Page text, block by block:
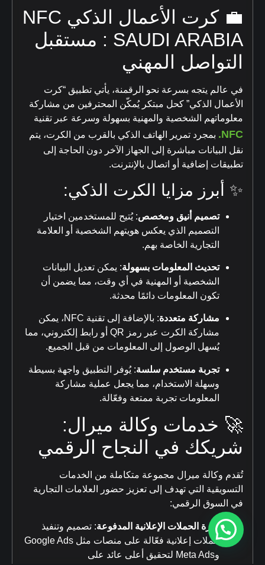
💼 كرت الأعمال الذكي NFC
SAUDI ARABIA : مستقبل
التواصل المهني
في عالم يتجه بسرعة نحو الرقمنة، يأتي تطبيق “كرت
الأعمال الذكي” كحل مبتكر يُمكّن المحترفين من مشاركة
معلوماتهم الشخصية والمهنية بسهولة وسرعة عبر تقنية
NFC. بمجرد تمرير الهاتف الذكي بالقرب من الكرت، يتم
نقل البيانات مباشرة إلى الجهاز الآخر دون الحاجة إلى
تطبيقات إضافية أو اتصال بالإنترنت.
✨ أبرز مزايا الكرت الذكي:
تصميم أنيق ومخصص :يُتيح للمستخدمين اختيار
التصميم الذي يعكس هويتهم الشخصية أو العلامة
التجارية الخاصة بهم.
تحديث المعلومات بسهولة:يمكن تعديل البيانات
الشخصية أو المهنية في أي وقت، مما يضمن أن
تكون المعلومات دائمًا محدثة.
مشاركة متعددة:
بالإضافة إلى تقنية NFC، يمكن
مشاركة الكرت عبر رمز QR أو رابط إلكتروني، مما
يُسهل الوصول إلى المعلومات من قبل الجميع.
تجربة مستخدم سلسة:يُوفر التطبيق واجهة بسيطة
وسهلة الاستخدام، مما يجعل عملية مشاركة
المعلومات تجربة ممتعة وفعّالة.
🚀 خدمات وكالة ميرال:
شريكك في النجاح الرقمي
تُقدم وكالة ميرال مجموعة متكاملة من الخدمات
التسويقية التي تهدف إلى تعزيز حضور العلامات التجارية
في السوق الرقمي:
إدارة الحملات الإعلانية المدفوعة:تصميم وتنفيذ
حملات إعلانية فعّالة على منصات مثل Google Ads
وMeta Ads لتحقيق أعلى عائد على